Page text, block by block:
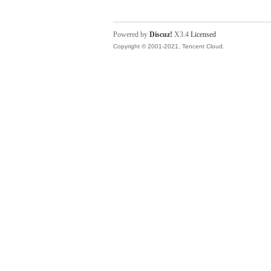
Powered by Discuz! X3.4 Licensed
Copyright © 2001-2021, Tencent Cloud.